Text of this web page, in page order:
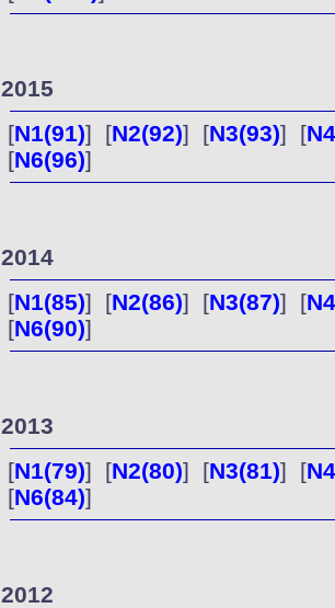
2015
[N1(91)] [N2(92)] [N3(93)] [
[N6(96)]
2014
[N1(85)] [N2(86)] [N3(87)] [
[N6(90)]
2013
[N1(79)] [N2(80)] [N3(81)] [
[N6(84)]
2012